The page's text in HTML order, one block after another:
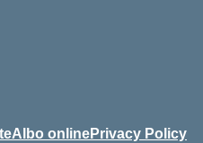
Albo onlinePrivacy Policy